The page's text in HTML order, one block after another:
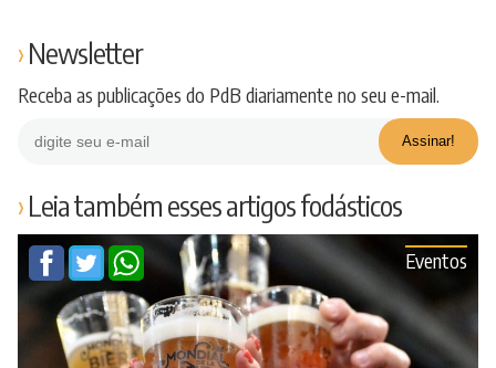
Newsletter
Receba as publicações do PdB diariamente no seu e-mail.
Leia também esses artigos fodásticos
Eventos